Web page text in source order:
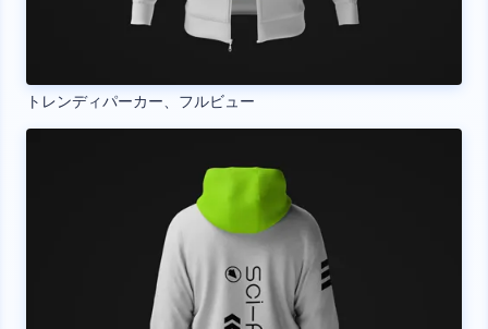
トレンディパーカー、フルビュー